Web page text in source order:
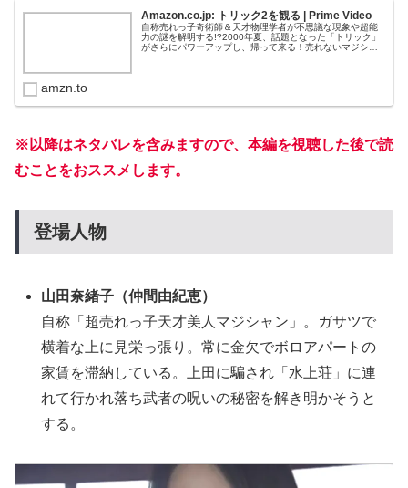
Amazon.co.jp: トリック2を観る | Prime Video
自称売れっ子奇術師＆天才物理学者が不思議な現象や超能
力の謎を解明する!?2000年夏、話題となった「トリック」
がさらにパワーアップし、帰って来る！売れないマジシャ
amzn.to
※以降はネタバレを含みますので、本編を視聴した後で読
むことをおススメします。
登場人物
山田奈緒子（仲間由紀恵）
自称「超売れっ子天才美人マジシャン」。ガサツで
横着な上に見栄っ張り。常に金欠でボロアパートの
家賃を滞納している。上田に騙され「水上荘」に連
れて行かれ落ち武者の呪いの秘密を解き明かそうと
する。